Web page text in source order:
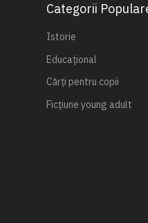
Categorii
Istorie
Educațional
Cărți pentru copii
Ficțiune young adult